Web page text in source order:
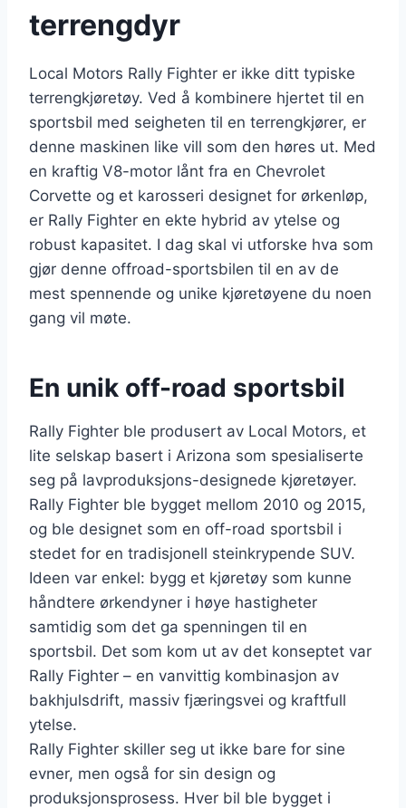
terrengdyr
Local Motors Rally Fighter er ikke ditt typiske
terrengkjøretøy. Ved å kombinere hjertet til en
sportsbil med seigheten til en terrengkjører, er
denne maskinen like vill som den høres ut. Med
en kraftig V8-motor lånt fra en Chevrolet
Corvette og et karosseri designet for ørkenløp,
er Rally Fighter en ekte hybrid av ytelse og
robust kapasitet. I dag skal vi utforske hva som
gjør denne offroad-sportsbilen til en av de
mest spennende og unike kjøretøyene du noen
gang vil møte.
En unik off-road sportsbil
Rally Fighter ble produsert av Local Motors, et
lite selskap basert i Arizona som spesialiserte
seg på lavproduksjons-designede kjøretøyer.
Rally Fighter ble bygget mellom 2010 og 2015,
og ble designet som en off-road sportsbil i
stedet for en tradisjonell steinkrypende SUV.
Ideen var enkel: bygg et kjøretøy som kunne
håndtere ørkendyner i høye hastigheter
samtidig som det ga spenningen til en
sportsbil. Det som kom ut av det konseptet var
Rally Fighter – en vanvittig kombinasjon av
bakhjulsdrift, massiv fjæringsvei og kraftfull
ytelse.
Rally Fighter skiller seg ut ikke bare for sine
evner, men også for sin design og
produksjonsprosess. Hver bil ble bygget i